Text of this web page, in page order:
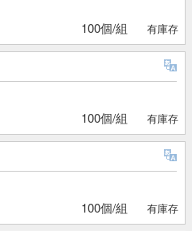
100個/組 有庫存
100個/組 有庫存
100個/組 有庫存